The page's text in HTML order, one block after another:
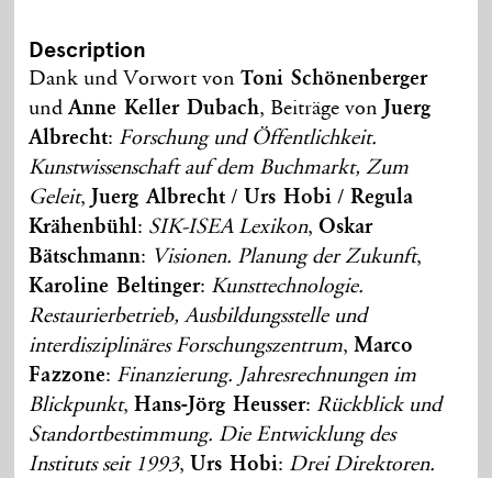
Description
Dank und Vorwort vonToni Schönenberger
undAnne Keller Dubach, Beiträge von Juerg
Albrecht: Forschung und Öffentlichkeit.
Kunstwissenschaft auf dem Buchmarkt, Zum
Geleit, Juerg Albrecht / Urs Hobi /Regula
Krähenbühl: SIK-ISEA Lexikon,Oskar
Bätschmann: Visionen. Planung der Zukunft,
Karoline Beltinger: Kunsttechnologie.
Restaurierbetrieb, Ausbildungsstelle und
interdisziplinäres Forschungszentrum,Marco
Fazzone: Finanzierung. Jahresrechnungen im
Blickpunkt,Hans-Jörg Heusser: Rückblick und
Standortbestimmung. Die Entwicklung des
Instituts seit 1993, Urs Hobi: Drei Direktoren.